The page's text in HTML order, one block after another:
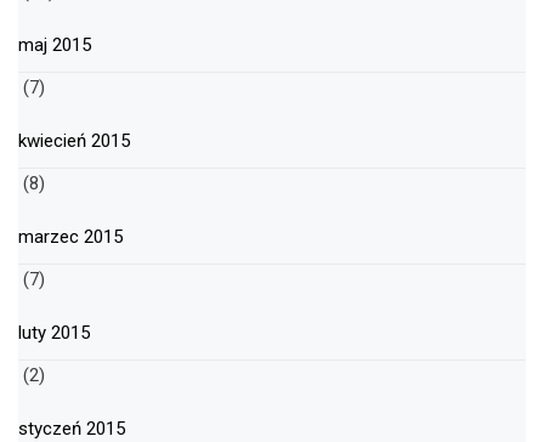
maj 2015
(7)
kwiecień 2015
(8)
marzec 2015
(7)
luty 2015
(2)
styczeń 2015